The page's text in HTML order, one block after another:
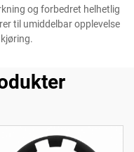
og forbedret helhetlig
til umiddelbar opplevelse